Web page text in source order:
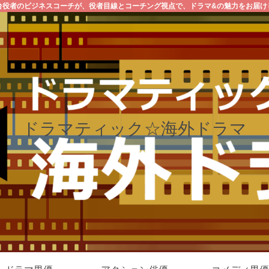
役者のビジネスコーチが、役者目線とコーチング視点で、ドラマ&の魅力をお届け
ドラマティック☆海外ドラマ